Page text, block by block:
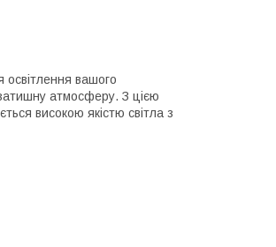
вашого
атмосферу. З цією
високою якістю світла з